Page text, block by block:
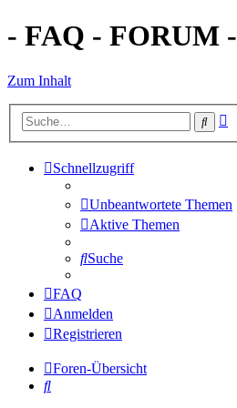
- FAQ - FORUM
Zum Inhalt
Suche
Schnellzugriff
Unbeantwortete Themen
Aktive Themen
Suche
FAQ
Anmelden
Registrieren
Foren-Übersicht
Suche